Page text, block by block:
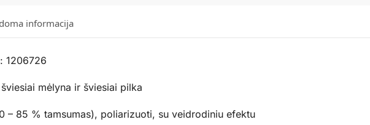
informacija
1206726
mėlyna ir šviesiai pilka
– 85 % tamsumas), poliarizuoti, su veidrodiniu efektu